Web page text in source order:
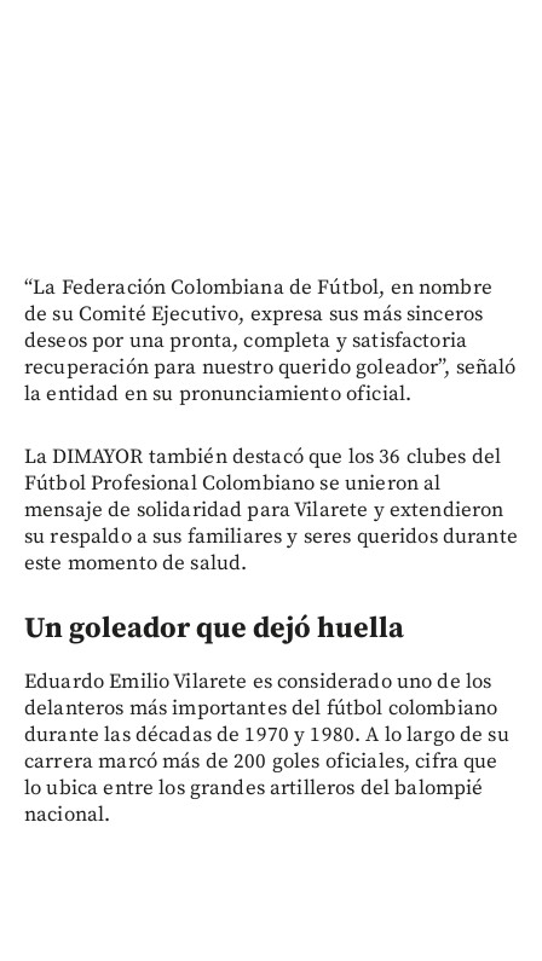
“La Federación Colombiana de Fútbol, en nombre
de su Comité Ejecutivo, expresa sus más sinceros
deseos por una pronta, completa y satisfactoria
recuperación para nuestro querido goleador”, señaló
la entidad en su pronunciamiento oficial.
La DIMAYOR también destacó que los 36 clubes del
Fútbol Profesional Colombiano se unieron al
mensaje de solidaridad para Vilarete y extendieron
su respaldo a sus familiares y seres queridos durante
este momento de salud.
Un goleador que dejó huella
Eduardo Emilio Vilarete es considerado uno de los
delanteros más importantes del fútbol colombiano
durante las décadas de 1970 y 1980. A lo largo de su
carrera marcó más de 200 goles oficiales, cifra que
lo ubica entre los grandes artilleros del balompié
nacional.